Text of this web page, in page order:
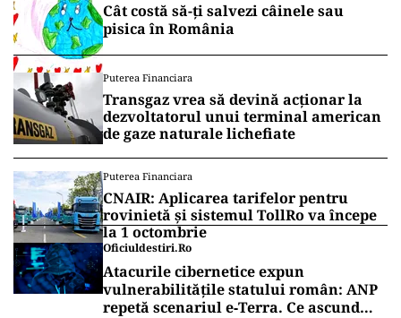
Cât costă să-ți salvezi câinele sau
pisica în România
Puterea Financiara
Transgaz vrea să devină acționar la
dezvoltatorul unui terminal american
de gaze naturale lichefiate
Puterea Financiara
CNAIR: Aplicarea tarifelor pentru
rovinietă și sistemul TollRo va începe
la 1 octombrie
Oficiuldestiri.ro
Atacurile cibernetice expun
vulnerabilitățile statului român: ANP
repetă scenariul e‑Terra. Ce ascund